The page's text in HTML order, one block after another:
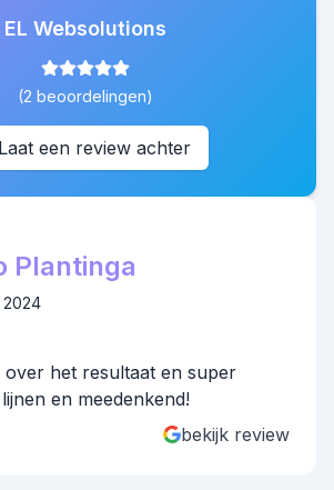
EL Websolutions
(2 beoordelingen)
Laat een review achter
Plantinga
2024
over het resultaat en super
en meedenkend!
bekijk review